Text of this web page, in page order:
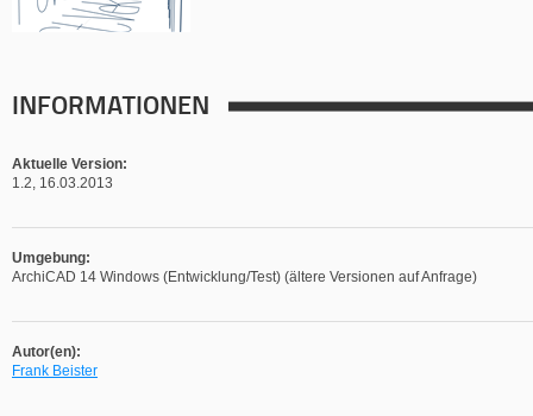
INFORMATIONEN
Aktuelle Version:
1.2, 16.03.2013
Umgebung:
ArchiCAD 14 Windows (Entwicklung/Test) (ältere Versionen auf Anfrage)
Autor(en):
Frank Beister